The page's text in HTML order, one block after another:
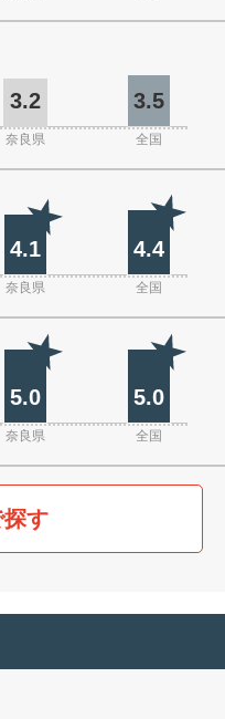
3.2 3.5
奈良県 全国
4.1 4.4
奈良県 全国
5.0 5.0
奈良県 全国
探す